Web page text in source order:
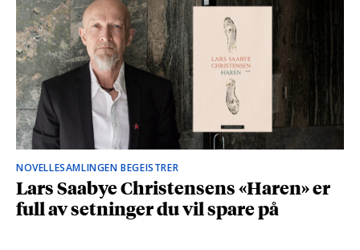
NOVELLESAMLINGEN BEGEISTRER
Lars Saabye Christensens «Haren» er
full av setninger du vil spare på